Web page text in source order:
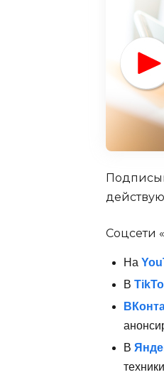
Соцсети
На
В
В